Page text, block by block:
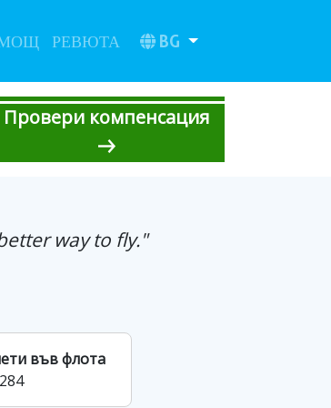
РЕВЮТА BG
Провери компенсация
way to fly."
във флота
284